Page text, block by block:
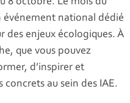
événement national dédié
des enjeux écologiques. À
que vous pouvez
d’inspirer et
concrets au sein des IAE.